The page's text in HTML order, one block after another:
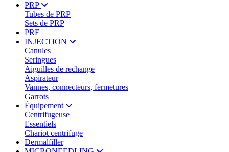
PRP
Tubes de PRP
Sets de PRP
PRF
INJECTION
Canules
Seringues
Aiguilles de rechange
Aspirateur
Vannes, connecteurs, fermetures
Garrots
Équipement
Centrifugeuse
Essentiels
Chariot centrifuge
Dermalfiller